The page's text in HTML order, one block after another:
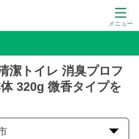
メニュー
潔トイレ 消臭プロフ
320g 微香タイプを